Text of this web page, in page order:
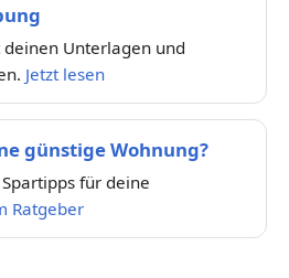
Unterlagen und
Jetzt lesen
günstige Wohnung?
für deine
Ratgeber